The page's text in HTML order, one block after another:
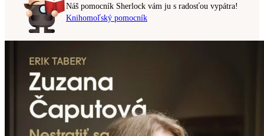
Náš pomocník Sherlock vám ju s radosťou vypátra!
Knihomoľský pomocník